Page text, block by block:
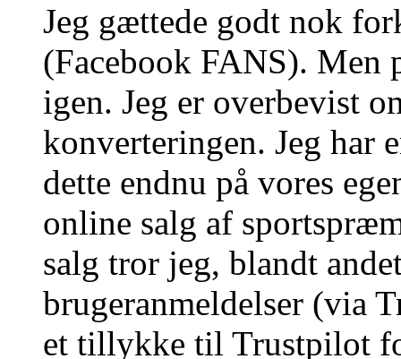
Jeg gættede godt nok
(Facebook FANS). Men
igen. Jeg er overbevist
konverteringen. Jeg har
dette endnu på vores
online salg af
salg tror jeg, blandt
brugeranmeldelser (via
et tillykke til Trustpilot